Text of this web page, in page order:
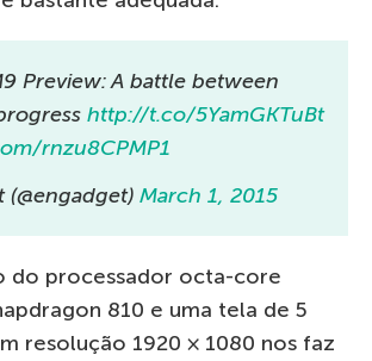
Preview: A battle between
http://t.co/5YamGKTuBt
rnzu8CPMP1
March 1, 2015
do processador octa-core
810 e uma tela de 5
resolução 1920 × 1080 nos faz